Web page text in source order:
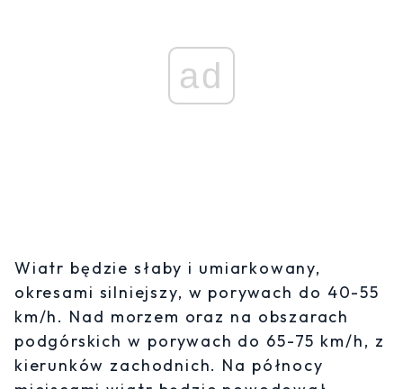
ad
Wiatr będzie słaby i umiarkowany,
okresami silniejszy, w porywach do 40-55
km/h. Nad morzem oraz na obszarach
podgórskich w porywach do 65-75 km/h, z
kierunków zachodnich. Na północy